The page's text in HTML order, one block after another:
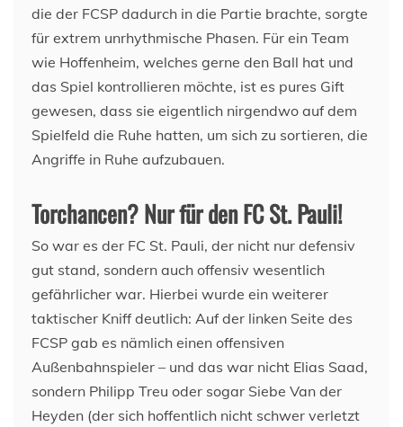
die der FCSP dadurch in die Partie brachte, sorgte
für extrem unrhythmische Phasen. Für ein Team
wie Hoffenheim, welches gerne den Ball hat und
das Spiel kontrollieren möchte, ist es pures Gift
gewesen, dass sie eigentlich nirgendwo auf dem
Spielfeld die Ruhe hatten, um sich zu sortieren, die
Angriffe in Ruhe aufzubauen.
Torchancen? Nur für den FC St. Pauli!
So war es der FC St. Pauli, der nicht nur defensiv
gut stand, sondern auch offensiv wesentlich
gefährlicher war. Hierbei wurde ein weiterer
taktischer Kniff deutlich: Auf der linken Seite des
FCSP gab es nämlich einen offensiven
Außenbahnspieler – und das war nicht Elias Saad,
sondern Philipp Treu oder sogar Siebe Van der
Heyden (der sich hoffentlich nicht schwer verletzt